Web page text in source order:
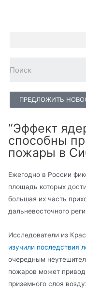
ПРЕДЛОЖИТЬ
“Эффект
способны
пожары в
Ежегодно в России
площадь которых
большая их часть
дальневосточного
Исследователи из
изучили последствия
очередным
пожаров может
приземного слоя